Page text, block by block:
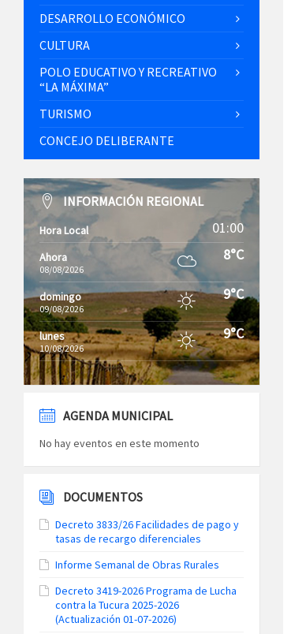
DESARROLLO ECONÓMICO
CULTURA
POLO EDUCATIVO Y RECREATIVO
“LA MÁXIMA”
TURISMO
CONCEJO DELIBERANTE
INFORMACIÓN REGIONAL
Hora Local 01:00
Ahora
08/08/2026
8°C
domingo
09/08/2026
9°C
lunes
10/08/2026
9°C
AGENDA MUNICIPAL
No hay eventos en este momento
DOCUMENTOS
Decreto 3833/26 Facilidades de pago y
tasas de recargo diferenciales
Informe Semanal de Obras Rurales
Decreto 3419-2026 Programa de Lucha
contra la Tucura 2025-2026
(Actualización 01-07-2026)